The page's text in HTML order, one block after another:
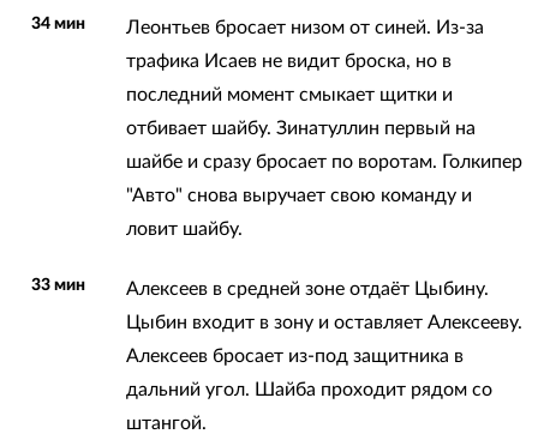
34 мин
Леонтьев бросает низом от синей. Из-за
трафика Исаев не видит броска, но в
последний момент смыкает щитки и
отбивает шайбу. Зинатуллин первый на
шайбе и сразу бросает по воротам. Голкипер
"Авто" снова выручает свою команду и
ловит шайбу.
33 мин
Алексеев в средней зоне отдаёт Цыбину.
Цыбин входит в зону и оставляет Алексееву.
Алексеев бросает из-под защитника в
дальний угол. Шайба проходит рядом со
штангой.